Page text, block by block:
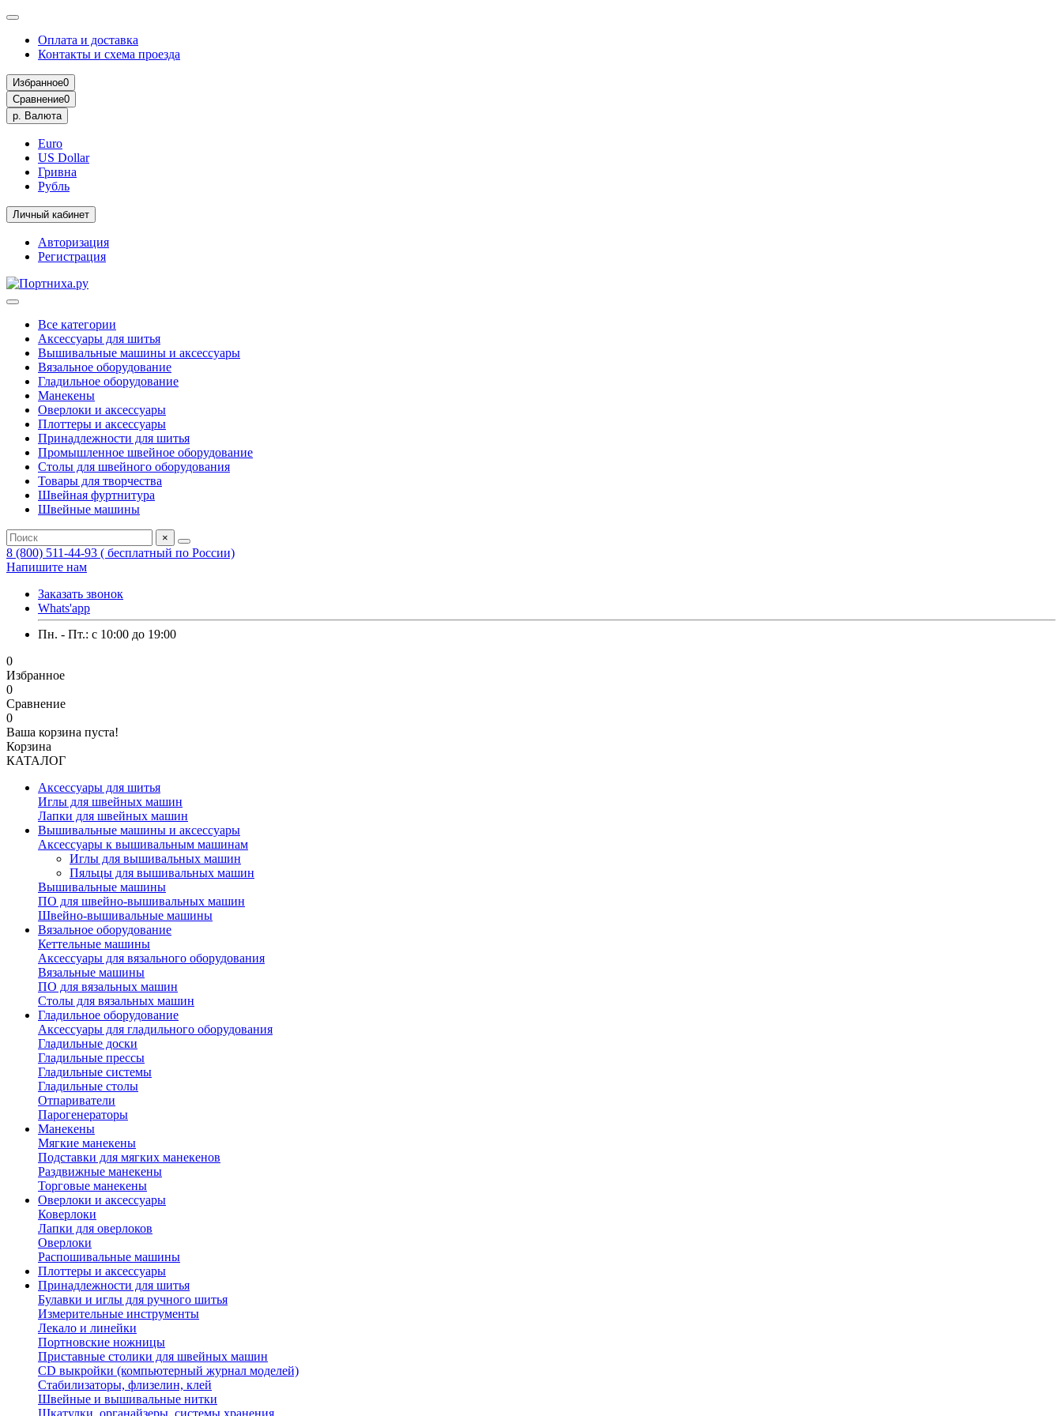
Оплата и доставка
Контакты и схема проезда
Избранное0
Сравнение0
р. Валюта
Euro
US Dollar
Гривна
Рубль
Личный кабинет
Авторизация
Регистрация
Все категории
Аксессуары для шитья
Вышивальные машины и аксессуары
Вязальное оборудование
Гладильное оборудование
Манекены
Оверлоки и аксессуары
Плоттеры и аксессуары
Принадлежности для шитья
Промышленное швейное оборудование
Столы для швейного оборудования
Товары для творчества
Швейная фуртнитура
Швейные машины
×
8 (800) 511-44-93 ( бесплатный по России)
Напишите нам
Заказать звонок
Whats'app
Пн. - Пт.: c 10:00 до 19:00
0
Избранное
0
Сравнение
0
Ваша корзина пуста!
Корзина
КАТАЛОГ
Аксессуары для шитья
Иглы для швейных машин
Лапки для швейных машин
Вышивальные машины и аксессуары
Аксессуары к вышивальным машинам
Иглы для вышивальных машин
Пяльцы для вышивальных машин
Вышивальные машины
ПО для швейно-вышивальных машин
Швейно-вышивальные машины
Вязальное оборудование
Кеттельные машины
Аксессуары для вязального оборудования
Вязальные машины
ПО для вязальных машин
Столы для вязальных машин
Гладильное оборудование
Аксессуары для гладильного оборудования
Гладильные доски
Гладильные прессы
Гладильные системы
Гладильные столы
Отпариватели
Парогенераторы
Манекены
Мягкие манекены
Подставки для мягких манекенов
Раздвижные манекены
Торговые манекены
Оверлоки и аксессуары
Коверлоки
Лапки для оверлоков
Оверлоки
Распошивальные машины
Плоттеры и аксессуары
Принадлежности для шитья
Булавки и иглы для ручного шитья
Измерительные инструменты
Лекало и линейки
Портновские ножницы
Приставные столики для швейных машин
СD выкройки (компьютерный журнал моделей)
Стабилизаторы, флизелин, клей
Швейные и вышивальные нитки
Шкатулки, органайзеры, системы хранения